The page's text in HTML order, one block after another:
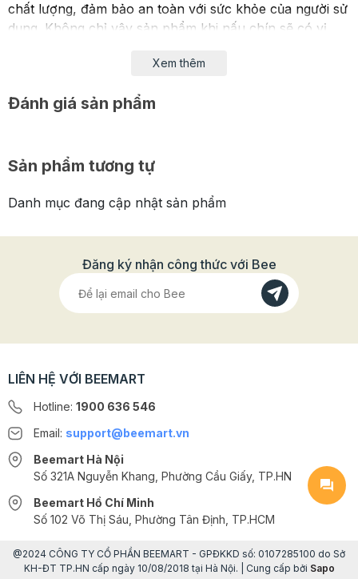
chất lượng, đảm bảo an toàn với sức khỏe của người sử
dụng. Không chỉ vậy sản phẩm khi nấu chín sẽ có vị
giòn giòn cùng hương thơm nhẹ. Đặc biệt khi kết hợp
chua, chè, bánh flan,... thì đúng là một bữa tráng miệng
hoàn hảo đó!
Xem thê
Xem thêm
Đánh giá sản phẩm
Sản phẩm tương tự
Danh mục đang cập nhật sản phẩm
Đăng ký nhận công thức với Bee
LIÊN HỆ VỚI BEEMART
Hotline: 1900 636 546
Email: support@beemart.vn
Beemart Hà Nội
Số 321A Nguyễn Khang, Phường Cầu Giấy, TP.HN
Beemart Hồ Chí Minh
Số 102 Võ Thị Sáu, Phường Tân Định, TP.HCM
@2024 CÔNG TY CỔ PHẦN BEEMART - GPĐKKD số: 0107285100 do Sở
KH-ĐT TP.HN cấp ngày 10/08/2018 tại Hà Nội. | Cung cấp bởi Sapo